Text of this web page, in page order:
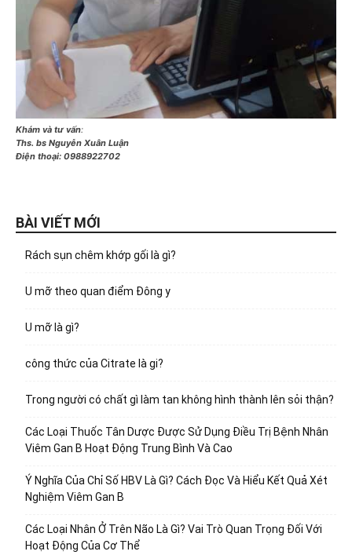
Khám và tư vấn:
Ths. bs Nguyễn Xuân Luận
Điện thoại: 0988922702
BÀI VIẾT MỚI
Rách sụn chêm khớp gối là gì?
U mỡ theo quan điểm Đông y
U mỡ là gì?
công thức của Citrate là gi?
Trong người có chất gì làm tan không hình thành lên sỏi thận?
Các Loại Thuốc Tân Dược Được Sử Dụng Điều Trị Bệnh Nhân
Viêm Gan B Hoạt Động Trung Bình Và Cao
Ý Nghĩa Của Chỉ Số HBV Là Gì? Cách Đọc Và Hiểu Kết Quả Xét
Nghiệm Viêm Gan B
Các Loại Nhân Ở Trên Não Là Gì? Vai Trò Quan Trọng Đối Với
Hoạt Động Của Cơ Thể